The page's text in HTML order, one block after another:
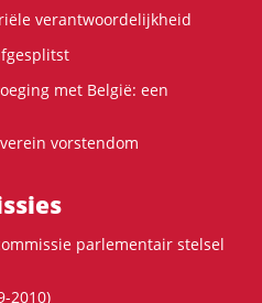
verantwoordelijkheid
met België: een
vorstendom
parlementair stelsel
2010)